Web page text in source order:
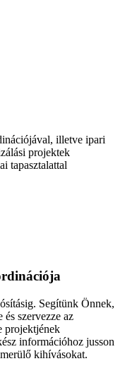
illetve ipari
projektek
tapasztalattal
Segítünk Önnek,
szervezze az
projektjének
információhoz jusson
kihívásokat.